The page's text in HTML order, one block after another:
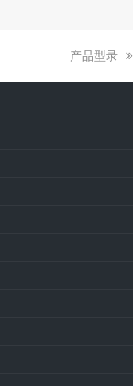
下
产品型录